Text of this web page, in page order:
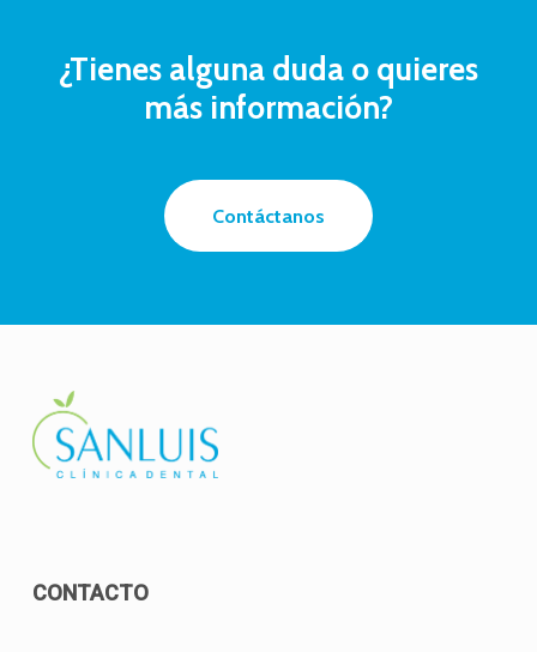
¿Tienes alguna duda o quieres
más información?
Contáctanos
CONTACTO